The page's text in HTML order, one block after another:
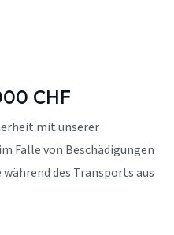
CHF
mit unserer
Falle von Beschädigungen
des Transports aus